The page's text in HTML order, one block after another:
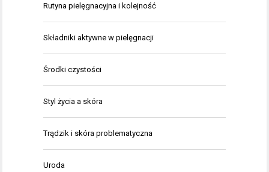
Rutyna pielęgnacyjna i kolejność
Składniki aktywne w pielęgnacji
Środki czystości
Styl życia a skóra
Trądzik i skóra problematyczna
Uroda